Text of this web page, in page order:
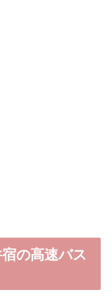
の高速バス